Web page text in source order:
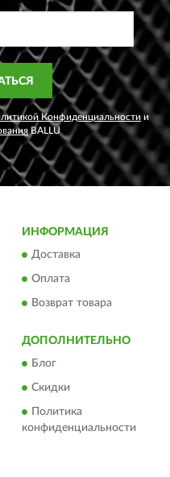
Конфиденциальности и
BALLU
ИНФОРМАЦИЯ
Доставка
Оплата
Возврат товара
ДОПОЛНИТЕЛЬНО
Блог
Скидки
Политика
конфиденциальности